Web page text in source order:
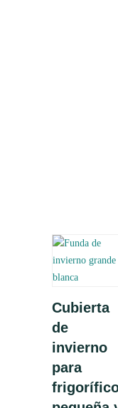
más
Cubierta
de
invierno
para